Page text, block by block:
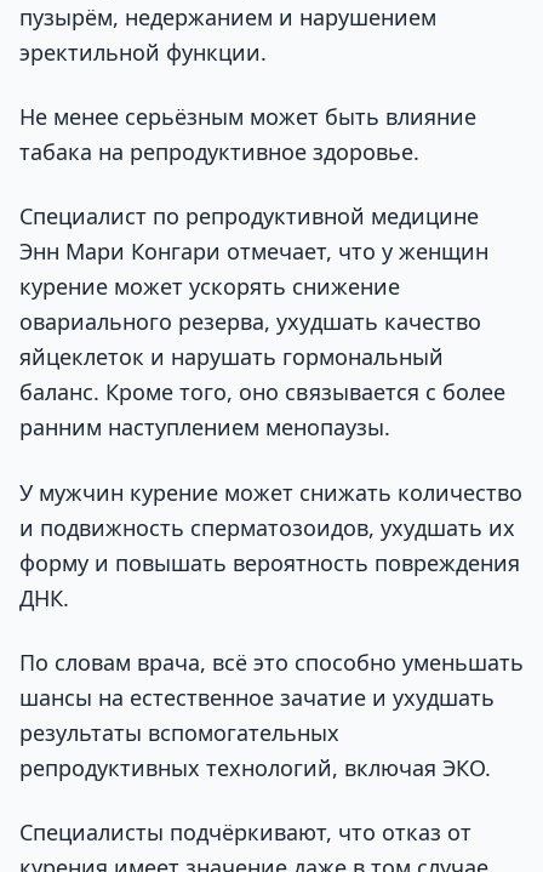
пузырём, недержанием и нарушением
эректильной функции.
Не менее серьёзным может быть влияние
табака на репродуктивное здоровье.
Специалист по репродуктивной медицине
Энн Мари Конгари отмечает, что у женщин
курение может ускорять снижение
овариального резерва, ухудшать качество
яйцеклеток и нарушать гормональный
баланс. Кроме того, оно связывается с более
ранним наступлением менопаузы.
У мужчин курение может снижать количество
и подвижность сперматозоидов, ухудшать их
форму и повышать вероятность повреждения
ДНК.
По словам врача, всё это способно уменьшать
шансы на естественное зачатие и ухудшать
результаты вспомогательных
репродуктивных технологий, включая ЭКО.
Специалисты подчёркивают, что отказ от